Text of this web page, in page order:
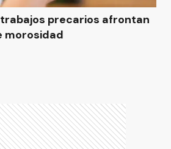
precarios afrontan
morosidad